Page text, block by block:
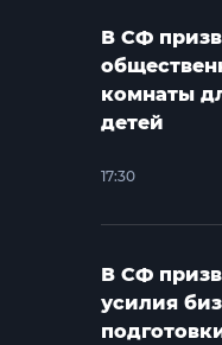
В СФ
комнаты
детей
17:30
В СФ
усилия